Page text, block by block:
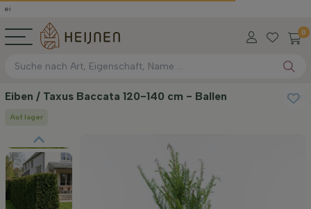
0
Eiben / Taxus Baccata 120-140 cm - Ballen Eiben
Auf lager